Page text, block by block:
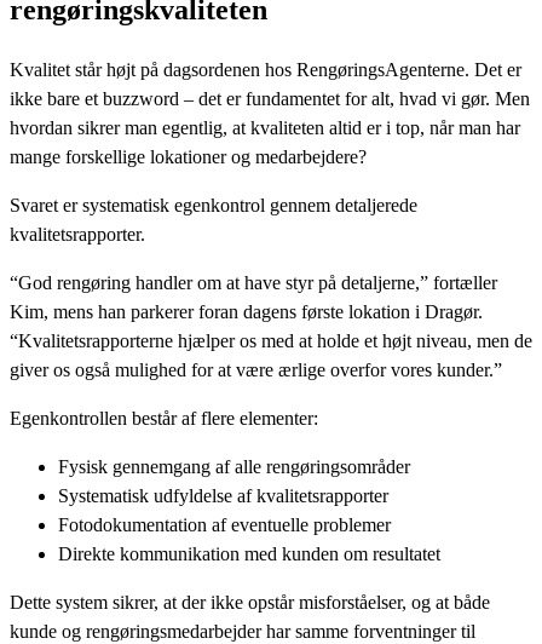
rengøringskvaliteten
Kvalitet står højt på dagsordenen hos RengøringsAgenterne. Det er
ikke bare et buzzword – det er fundamentet for alt, hvad vi gør. Men
hvordan sikrer man egentlig, at kvaliteten altid er i top, når man har
mange forskellige lokationer og medarbejdere?
Svaret er systematisk egenkontrol gennem detaljerede
kvalitetsrapporter.
“God rengøring handler om at have styr på detaljerne,” fortæller
Kim, mens han parkerer foran dagens første lokation i Dragør.
“Kvalitetsrapporterne hjælper os med at holde et højt niveau, men de
giver os også mulighed for at være ærlige overfor vores kunder.”
Egenkontrollen består af flere elementer:
Fysisk gennemgang af alle rengøringsområder
Systematisk udfyldelse af kvalitetsrapporter
Fotodokumentation af eventuelle problemer
Direkte kommunikation med kunden om resultatet
Dette system sikrer, at der ikke opstår misforståelser, og at både
kunde og rengøringsmedarbejder har samme forventninger til